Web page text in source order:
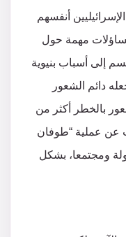
أنفسهم
مهمة حول
إلى أسباب بنيوية
دائم الشعور
بالخطر أكثر من
عن عملية “طوفان
ومجتمعا، بشكل